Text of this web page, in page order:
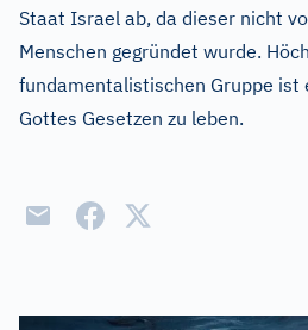
Staat Israel ab, da dieser nicht
Menschen gegründet wurde.
fundamentalistischen Gruppe ist
Gottes Gesetzen zu leben.